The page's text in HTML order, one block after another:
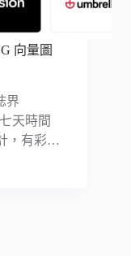
向量圖
界
天時間
，有彩…